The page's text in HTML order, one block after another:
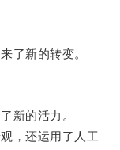
新的转变。
新的活力。
，还运用了人工